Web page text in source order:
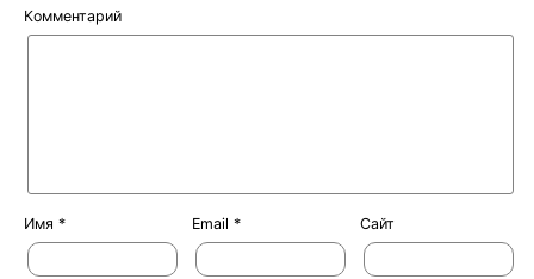
Комментарий
Имя * Email * Сайт